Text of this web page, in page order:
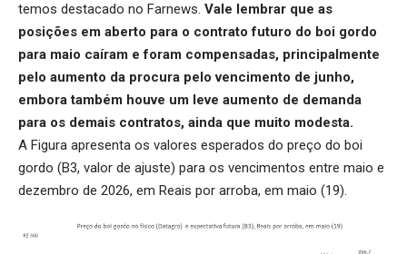
temos destacado no Farnews. Vale lembrar que as
posições em aberto para o contrato futuro do boi gordo
para maio caíram e foram compensadas, principalmente
pelo aumento da procura pelo vencimento de junho,
embora também houve um leve aumento de demanda
para os demais contratos, ainda que muito modesta.
A Figura apresenta os valores esperados do preço do boi
gordo (B3, valor de ajuste) para os vencimentos entre maio e
dezembro de 2026, em Reais por arroba, em maio (19).